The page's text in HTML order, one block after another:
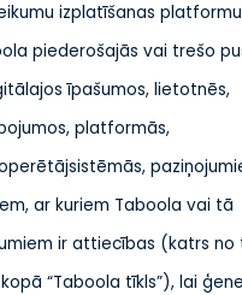
izplatīšanas platformu
piederošajās vai trešo
īpašumos, lietotnēs,
platformās,
ar kuriem Taboola vai tā
ir attiecības (katrs no
“Taboola tīkls”), lai